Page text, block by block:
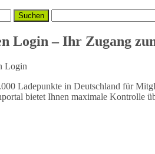
Login – Ihr Zugang
Ladepunkte in Deutschland für
bietet Ihnen maximale Kontrolle